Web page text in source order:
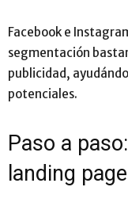
Facebook e
segmentación
publicidad,
potenciales.
Paso a
landing page